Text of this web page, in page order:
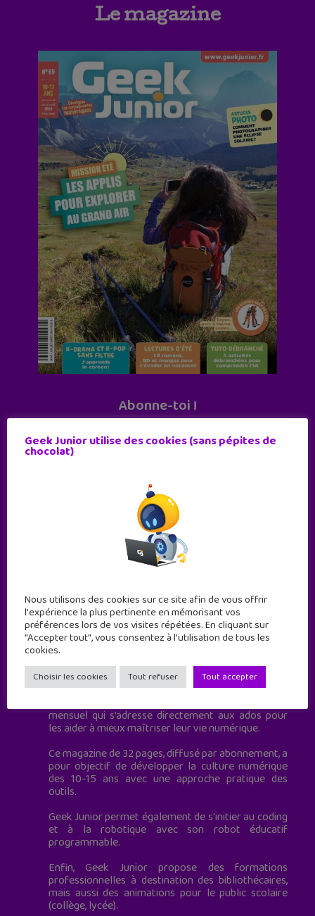
Le magazine
Abonne-toi !
Geek Junior est le premier site de culture numérique
à destination des adolescents.
mensuel qui s’adresse directement aux ados pour
les aider à mieux maîtriser leur vie numérique.
Ce magazine de 32 pages, diffusé par abonnement, a
pour objectif de développer la culture numérique
des 10-15 ans avec une approche pratique des
outils.
Geek Junior permet également de s'initier au coding
et à la robotique avec son robot éducatif
programmable.
Enfin, Geek Junior propose des formations
professionnelles à destination des bibliothécaires,
mais aussi des animations pour le public scolaire
(collège, lycée).
Geek Junior utilise des cookies (sans pépites de
chocolat)
Nous utilisons des cookies sur ce site afin de vous offrir
l'expérience la plus pertinente en mémorisant vos
préférences lors de vos visites répétées. En cliquant sur
"Accepter tout", vous consentez à l'utilisation de tous les
cookies.
Choisir les cookies Tout refuser Tout accepter